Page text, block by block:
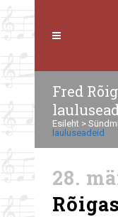
Fred
Esileht >
lauluseadeid
28.